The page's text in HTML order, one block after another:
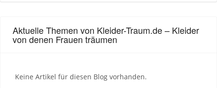
Aktuelle Themen von Kleider-Traum.de – Kleider
von denen Frauen träumen
Keine Artikel für diesen Blog vorhanden.